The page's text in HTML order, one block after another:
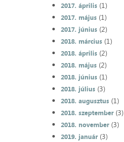
2017. április(1)
2017. május(1)
2017. június(2)
2018. március(1)
2018. április(2)
2018. május(2)
2018. június(1)
2018. július(3)
2018. augusztus(1)
2018. szeptember(3)
2018. november(3)
2019. január(3)